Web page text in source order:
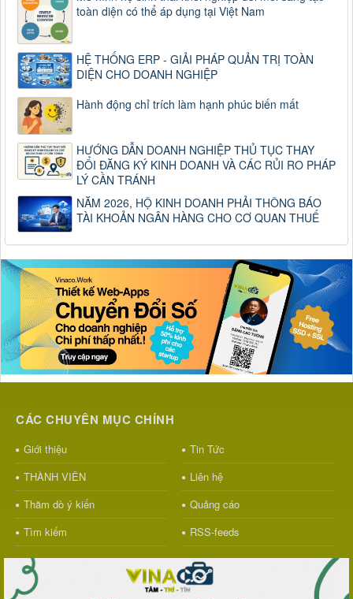
toàn diện có thể áp dụng tại Việt Nam
HỆ THỐNG ERP - GIẢI PHÁP QUẢN TRỊ TOÀN
DIỆN CHO DOANH NGHIỆP
Hành động chỉ trích làm hạnh phúc biến mất
HƯỚNG DẪN DOANH NGHIỆP THỦ TỤC THAY
ĐỔI ĐĂNG KÝ KINH DOANH VÀ CÁC RỦI RO PHÁP
LÝ CẦN TRÁNH
NĂM 2026, HỘ KINH DOANH PHẢI THÔNG BÁO
TÀI KHOẢN NGÂN HÀNG CHO CƠ QUAN THUẾ
CÁC CHUYÊN MỤC CHÍNH
Giới thiệu
Tin Tức
THÀNH VIÊN
Liên hệ
Thăm dò ý kiến
Quảng cáo
Tìm kiếm
RSS-feeds